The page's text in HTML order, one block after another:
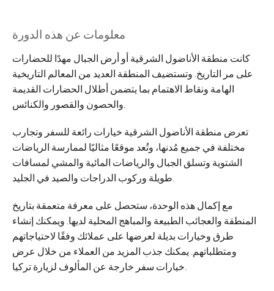
معلومات عن هذه الدورة
كانت منطقة الأناضول الشرقية أو أرض الجبال مهدًا للحضارات
على مر التاريخ. وتستضيف المنطقة العديد من المعالم التاريخية
الهامة ونقاط الاهتمام بما يتضمن أطلال الحضارات القديمة
والحصون والقصور والكنائس.
تعرض منطقة الأناضول الشرقية خيارات رائعة للسفر وتجارب
مختلفة في جميع مُدنها، وتُعد موقعًا مثاليًا لممارسة الرياضات
الشتوية وتسلق الجبال والرياضات المائية والمشي لمسافات
طويلة وركوب الدراجات والصيد في الجليد.
مع إكمال هذه الوحدة، ستحصل على معرفة متعمقة بتاريخ
المنطقة والعجائب الطبيعة والمباهج المحلية لديها. ويمكنك إنشاء
طرق وخيارات بديلة لعرضها على عملائك وفقًا لاحتياجاتهم
ومتطلباتهم. يمكنك جذب المزيد من العملاء من خلال عرض
خيارات سفر خارجة عن المألوف لزيارة تركيا.